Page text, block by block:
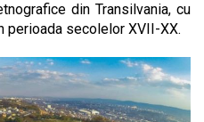
din Transilvania, cu
perioada secolelor XVII-XX.